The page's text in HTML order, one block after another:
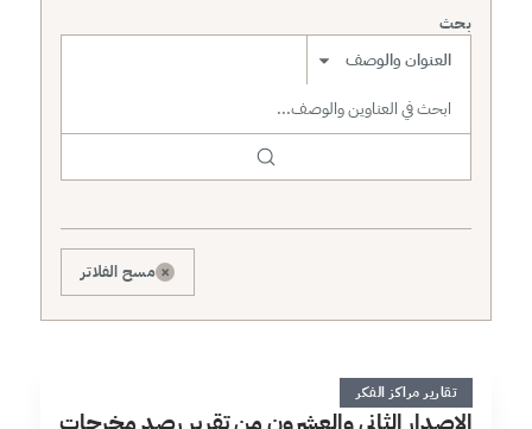
بحث
نطاق البحث
× مسح الفلاتر
ا2 دقائق
تقارير مراكز الفكر